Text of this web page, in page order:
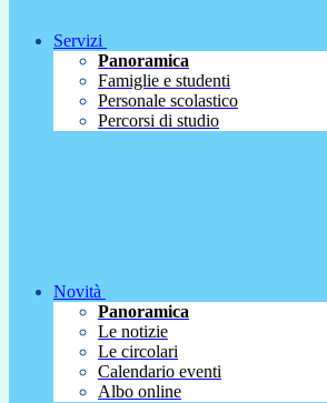
Servizi
Panoramica
Famiglie e studenti
Personale scolastico
Percorsi di studio
Novità
Panoramica
Le notizie
Le circolari
Calendario eventi
Albo online